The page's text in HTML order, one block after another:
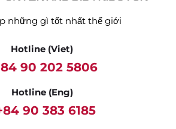
những gì tốt nhất thế giới
Hotline (Viet)
90 202 5806
Hotline (Eng)
90 383 6185